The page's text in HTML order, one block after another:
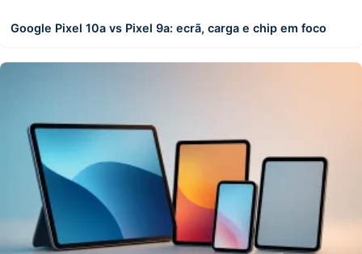
Google Pixel 10a vs Pixel 9a: ecrã, carga e chip em foco